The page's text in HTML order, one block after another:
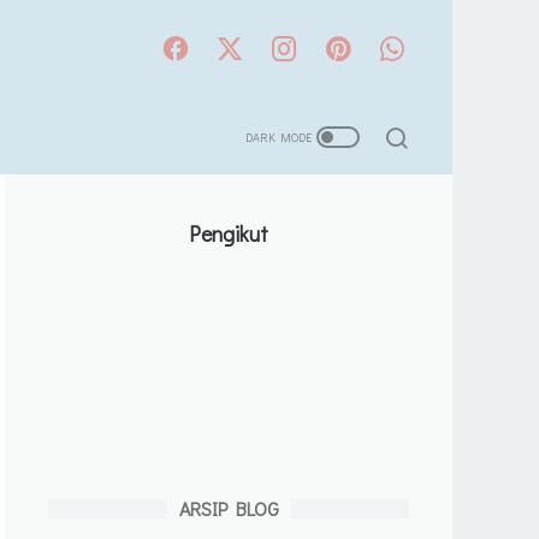
Pengikut
ARSIP BLOG